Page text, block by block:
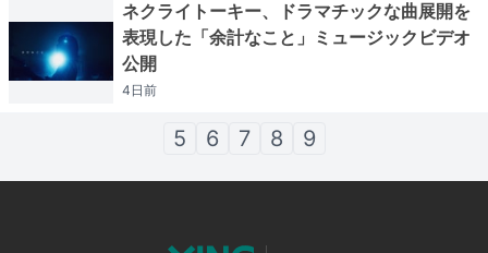
ネクライトーキー、ドラマチックな曲展開を
表現した「余計なこと」ミュージックビデオ
公開
4日前
5 6 7 8 9